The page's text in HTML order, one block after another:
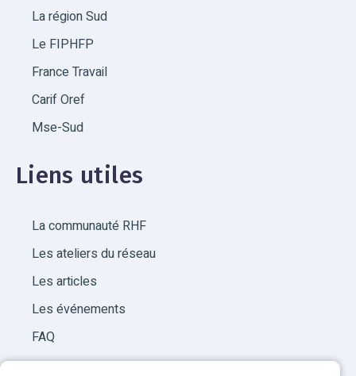
La région Sud
Le FIPHFP
France Travail
Carif Oref
Mse-Sud
Liens utiles
La communauté RHF
Les ateliers du réseau
Les articles
Les événements
FAQ